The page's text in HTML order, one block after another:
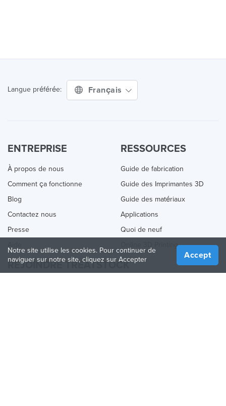
Langue préférée: Français
ENTREPRISE
À propos de nous
Comment ça fonctionne
Blog
Contactez nous
Presse
RESSOURCES
Guide de fabrication
Guide des Imprimantes 3D
Guide des matériaux
Applications
Quoi de neuf
Online 3D Printing
REJOINDRE TREATSTOCK
Notre site utilise les cookies. Pour continuer de
naviguer sur notre site, cliquez sur Accepter
Accept